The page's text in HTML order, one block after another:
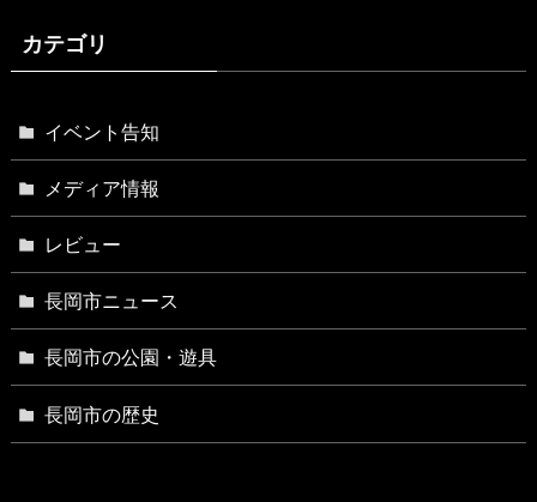
カテゴリ
イベント告知
メディア情報
レビュー
長岡市ニュース
長岡市の公園・遊具
長岡市の歴史